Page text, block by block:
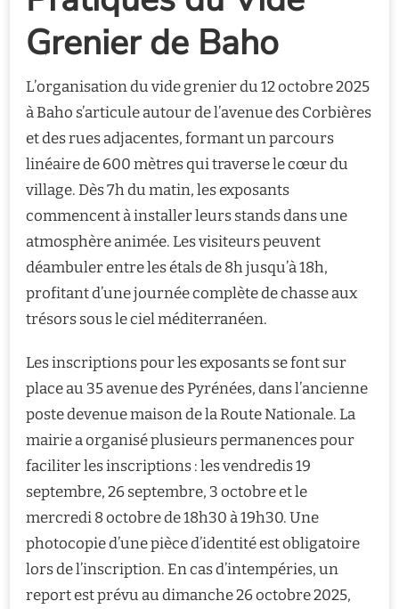
Grenier de Baho
L’organisation du vide grenier du 12 octobre 2025
à Baho s’articule autour de l’avenue des Corbières
et des rues adjacentes, formant un parcours
linéaire de 600 mètres qui traverse le cœur du
village. Dès 7h du matin, les exposants
commencent à installer leurs stands dans une
atmosphère animée. Les visiteurs peuvent
déambuler entre les étals de 8h jusqu’à 18h,
profitant d’une journée complète de chasse aux
trésors sous le ciel méditerranéen.
Les inscriptions pour les exposants se font sur
place au 35 avenue des Pyrénées, dans l’ancienne
poste devenue maison de la Route Nationale. La
mairie a organisé plusieurs permanences pour
faciliter les inscriptions : les vendredis 19
septembre, 26 septembre, 3 octobre et le
mercredi 8 octobre de 18h30 à 19h30. Une
photocopie d’une pièce d’identité est obligatoire
lors de l’inscription. En cas d’intempéries, un
report est prévu au dimanche 26 octobre 2025,